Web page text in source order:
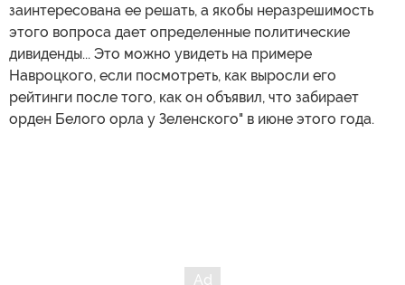
заинтересована ее решать, а якобы неразрешимость
этого вопроса дает определенные политические
дивиденды... Это можно увидеть на примере
Навроцкого, если посмотреть, как выросли его
рейтинги после того, как он объявил, что забирает
орден Белого орла у Зеленского" в июне этого года.